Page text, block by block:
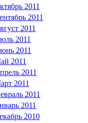
2011
2011
2011
2011
2011
2011
2011
2011
2011
2011
2010